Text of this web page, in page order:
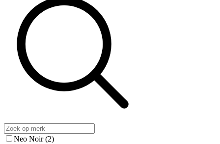
Neo Noir(2)